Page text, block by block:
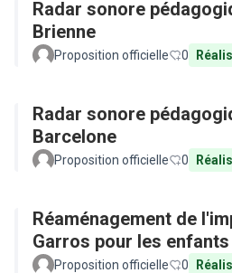
Radar sonore
Brienne
Proposition officielle 0
Radar sonore
Barcelone
Proposition officielle 0
Réaménagement de
Garros pour les enfants
Proposition officielle 0